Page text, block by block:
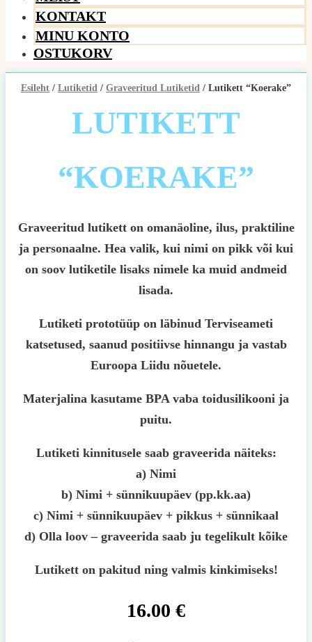
KONTAKT
MINU KONTO
OSTUKORV
Esileht / Lutiketid / Graveeritud Lutiketid / Lutikett “Koerake”
LUTIKETT
“KOERAKE”
Graveeritud lutikett on omanäoline, ilus, praktiline
ja personaalne. Hea valik, kui nimi on pikk või kui
on soov lutiketile lisaks nimele ka muid andmeid
lisada.
Lutiketi prototüüp on läbinud Terviseameti
katsetused, saanud positiivse hinnangu ja vastab
Euroopa Liidu nõuetele.
Materjalina kasutame BPA vaba toidusilikooni ja
puitu.
Lutiketi kinnitusele saab graveerida näiteks:
a) Nimi
b) Nimi + sünnikuupäev (pp.kk.aa)
c) Nimi + sünnikuupäev + pikkus + sünnikaal
d) Olla loov – graveerida saab ju tegelikult kõike
Lutikett on pakitud ning valmis kinkimiseks!
16.00 €